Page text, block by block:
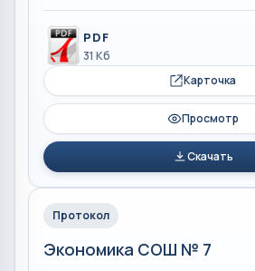
PDF
31 Кб
Карточка
Просмотр
Скачать
Протокол
Экономика СОШ № 7